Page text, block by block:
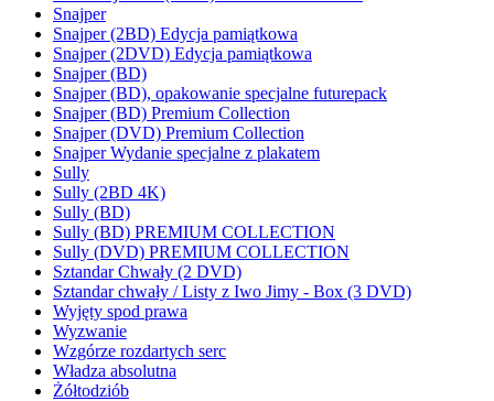
Snajper
Snajper (2BD) Edycja pamiątkowa
Snajper (2DVD) Edycja pamiątkowa
Snajper (BD)
Snajper (BD), opakowanie specjalne futurepack
Snajper (BD) Premium Collection
Snajper (DVD) Premium Collection
Snajper Wydanie specjalne z plakatem
Sully
Sully (2BD 4K)
Sully (BD)
Sully (BD) PREMIUM COLLECTION
Sully (DVD) PREMIUM COLLECTION
Sztandar Chwały (2 DVD)
Sztandar chwały / Listy z Iwo Jimy - Box (3 DVD)
Wyjęty spod prawa
Wyzwanie
Wzgórze rozdartych serc
Władza absolutna
Żółtodziób